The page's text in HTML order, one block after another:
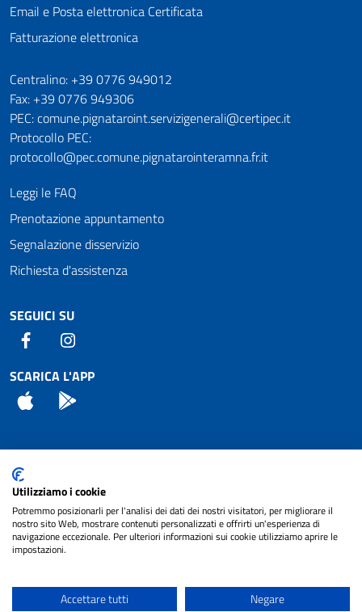
Email e Posta elettronica Certificata
Fatturazione elettronica
Numeri utili
Centralino: +39 0776 949012
Fax: +39 0776 949306
PEC: comune.pignataroint.servizigenerali@certipec.it
Protocollo PEC:
protocollo@pec.comune.pignatarointeramna.fr.it
Leggi le FAQ
Prenotazione appuntamento
Segnalazione disservizio
Richiesta d'assistenza
SEGUICI SU
Facebook
SCARICA L'APP
App Store
Attuazione Misure PNRR
Piano di miglioramento del sito
Note legali
cura diNET SMART
Utilizziamo i cookie
Potremmo posizionarli per l'analisi dei dati dei nostri visitatori, per migliorare il
nostro sito Web, mostrare contenuti personalizzati e offrirti un'esperienza di
navigazione eccezionale. Per ulteriori informazioni sui cookie utilizziamo aprire le
impostazioni.
Accettare tutti Negare